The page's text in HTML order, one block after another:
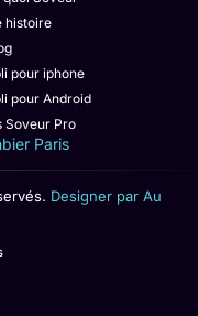
histoire
pour iphone
pour Android
Soveur Pro
Paris
Designer par Au